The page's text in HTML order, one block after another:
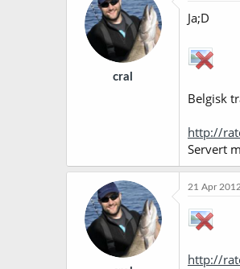
cral
Ja;D
Belgisk
http://
Servert
21 Apr 2012
http://